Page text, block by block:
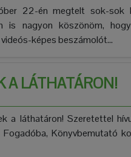
22-én megtelt sok-sok
is nagyon köszönöm,
képes beszámolót...
A LÁTHATÁRON!
a láthatáron! Szeretettel
Könyvbemutató